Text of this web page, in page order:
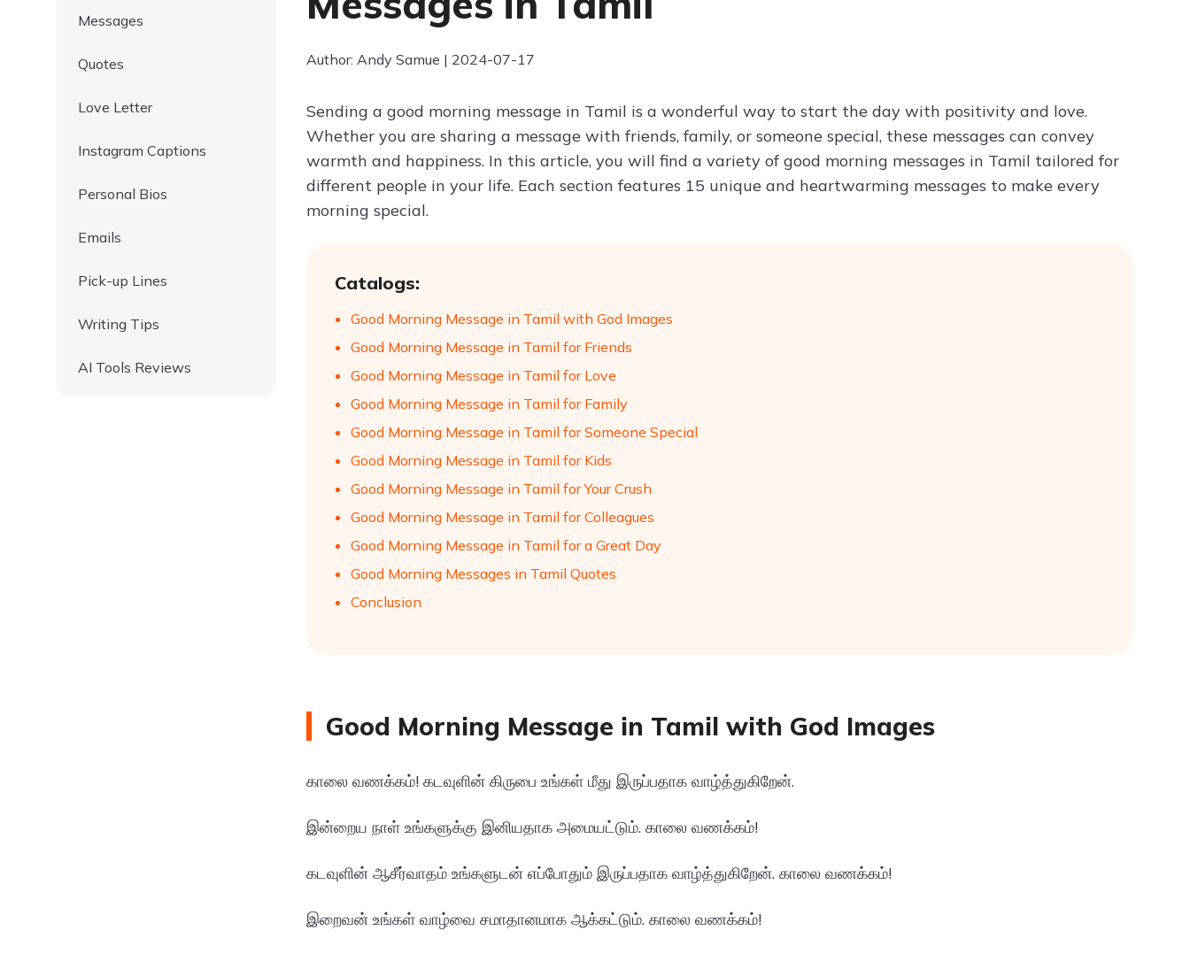
Messages
Quotes
Love Letter
Instagram Captions
Personal Bios
Emails
Pick-up Lines
Writing Tips
AI Tools Reviews
Author: Andy Samue | 2024-07-17
Sending a good morning message in Tamil is a wonderful way to start the day with positivity and love.
Whether you are sharing a message with friends, family, or someone special, these messages can convey
warmth and happiness. In this article, you will find a variety of good morning messages in Tamil tailored for
different people in your life. Each section features 15 unique and heartwarming messages to make every
morning special.
Catalogs:
Good Morning Message in Tamil with God Images
Good Morning Message in Tamil for Friends
Good Morning Message in Tamil for Love
Good Morning Message in Tamil for Family
Good Morning Message in Tamil for Someone Special
Good Morning Message in Tamil for Kids
Good Morning Message in Tamil for Your Crush
Good Morning Message in Tamil for Colleagues
Good Morning Message in Tamil for a Great Day
Good Morning Messages in Tamil Quotes
Conclusion
Good Morning Message in Tamil with God Images
காலை வணக்கம்! கடவுளின் கிருபை உங்கள் மீது இருப்பதாக வாழ்த்துகிறேன்.
இன்றைய நாள் உங்களுக்கு இனியதாக அமையட்டும். காலை வணக்கம்!
கடவுளின் ஆசீர்வாதம் உங்களுடன் எப்போதும் இருப்பதாக வாழ்த்துகிறேன். காலை வணக்கம்!
இறைவன் உங்கள் வாழ்வை சமாதானமாக ஆக்கட்டும். காலை வணக்கம்!